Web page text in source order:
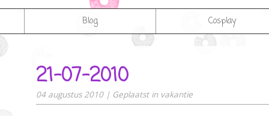
Blog Cosplay
21-07-2010
04 augustus 2010 | Geplaatst in vakantie